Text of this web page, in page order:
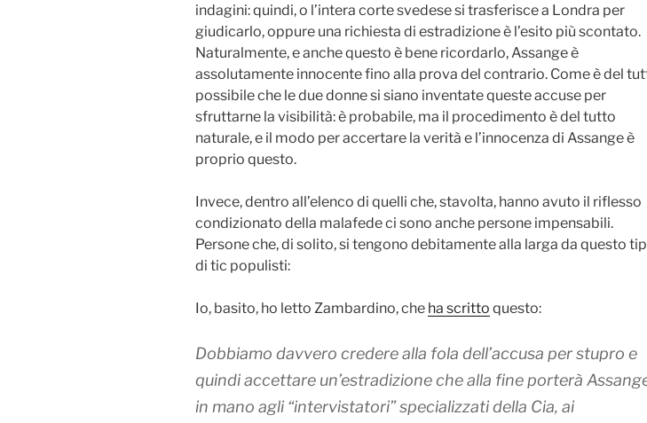
indagini: quindi, o l’intera corte svedese si trasferisce a Londra per
giudicarlo, oppure una richiesta di estradizione è l’esito più scontato.
Naturalmente, e anche questo è bene ricordarlo, Assange è
assolutamente innocente fino alla prova del contrario. Come è del
possibile che le due donne si siano inventate queste accuse per
sfruttarne la visibilità: è probabile, ma il procedimento è del tutto
naturale, e il modo per accertare la verità e l’innocenza di Assange è
proprio questo.
Invece, dentro all’elenco di quelli che, stavolta, hanno avuto il riflesso
condizionato della malafede ci sono anche persone impensabili.
Persone che, di solito, si tengono debitamente alla larga da questo
di tic populisti:
Io, basito, ho letto Zambardino, che ha scritto questo:
Dobbiamo davvero credere alla fola dell’accusa per stupro e
quindi accettare un’estradizione che alla fine porterà
in mano agli “intervistatori” specializzati della Cia, ai